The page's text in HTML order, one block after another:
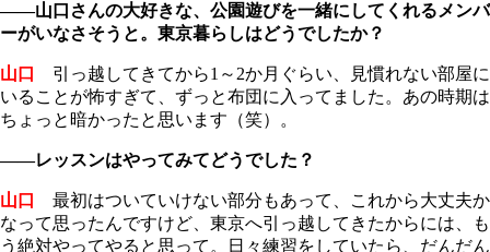
――山口さんの大好きな、公園遊びを一緒にしてくれるメンバ
ーがいなさそうと。東京暮らしはどうでしたか？
山口
引っ越してきてから1～2か月ぐらい、見慣れない部屋に
いることが怖すぎて、ずっと布団に入ってました。あの時期は
ちょっと暗かったと思います（笑）。
――レッスンはやってみてどうでした？
山口
最初はついていけない部分もあって、これから大丈夫か
なって思ったんですけど、東京へ引っ越してきたからには、も
う絶対やってやると思って。日々練習をしていたら、だんだん